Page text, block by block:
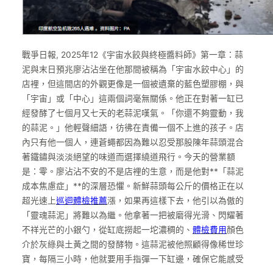
戰爭日報, 2025年12《宇宙水餃與終極醬料師》第一章：蒜
泥與末日預兆廖沾沾坐在他那間被稱為「宇宙水餃中心」的
店裡，但這間店的外觀更像是一個被遺棄的藍色塑膠棚，與
「宇宙」或「中心」這兩個詞毫無關係。他正在對著一缸已
經發酵了七個月又七天的老蒜泥嘆氣。「你還不夠靈動，我
的蒜泥。」他輕聲細語，彷彿在責備一個不上進的孩子。店
內只有他一個人，連蒼蠅都因為難以忍受那股陳年蒜頭混合
著鐵鏽與淡淡絕望的味道而選擇繞道飛行。今天的營業額
是：零。廖沾沾不安的不是店裡的生意，而是他對**「蒜泥
成本焦慮症」**的深層恐懼。新鮮蒜頭每公斤的價格正在以
超光速上巡迴體檢推薦漲，如果再這樣下去，他引以為傲的
「靈魂蒜泥」將難以為繼。他拿著一把被磨得光滑、閃耀著
不祥光芒的小銀勺，從缸底撈起一坨濃稠的、 體檢費用顏色
介於灰綠與土黃之間的發酵物。這蒜泥被他照顧得像稀世珍
寶，每隔三小時，他就要用手指彈一下缸邊，確保它能感受